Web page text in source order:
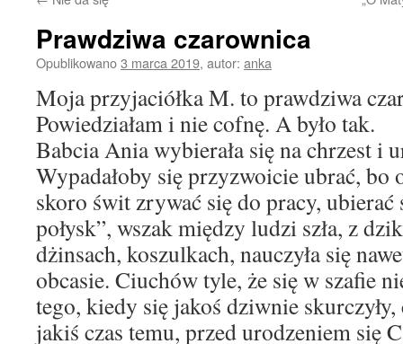
Prawdziwa czarownica
Opublikowano3 marca 2019, autor: anka
Moja przyjaciółka M. to prawdziwa
Powiedziałam i nie cofnę. A było tak.
Babcia Ania wybierała się na chrzest i
Wypadałoby się przyzwoicie ubrać, bo
skoro świt zrywać się do pracy, ubierać
połysk”, wszak między ludzi szła, z
dżinsach, koszulkach, nauczyła się
obcasie. Ciuchów tyle, że się w szafie
tego, kiedy się jakoś dziwnie
jakiś czas temu, przed urodzeniem się